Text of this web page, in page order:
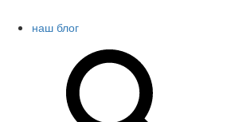
наш блог